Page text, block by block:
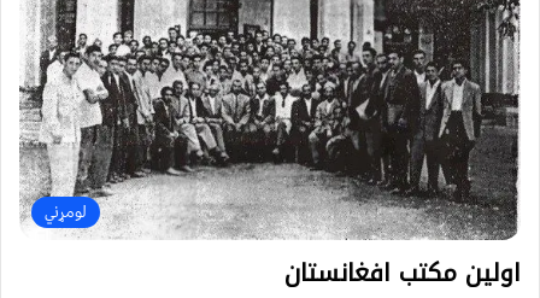
لومړني
اولين مکتب افغانستان